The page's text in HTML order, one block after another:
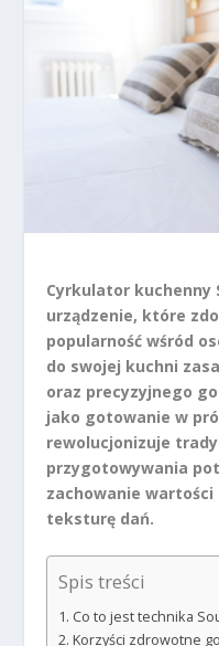
Cyrkulator kuchenny
urządzenie, które
popularność wśród
do swojej kuchni
oraz precyzyjnego
jako gotowanie w
rewolucjonizuje
przygotowywania
zachowanie wartości
teksturę dań.
Spis treści
Co to jest technika
Korzyści zdrowotne